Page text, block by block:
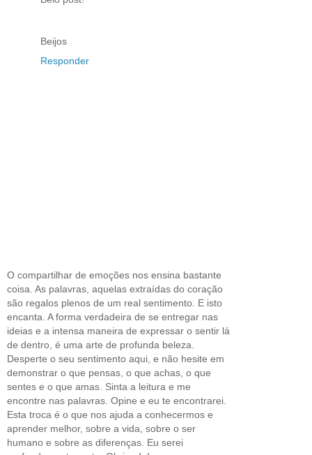
Beijos
Responder
O compartilhar de emoções nos ensina bastante
coisa. As palavras, aquelas extraídas do coração
são regalos plenos de um real sentimento. E isto
encanta. A forma verdadeira de se entregar nas
ideias e a intensa maneira de expressar o sentir lá
de dentro, é uma arte de profunda beleza.
Desperte o seu sentimento aqui, e não hesite em
demonstrar o que pensas, o que achas, o que
sentes e o que amas. Sinta a leitura e me
encontre nas palavras. Opine e eu te encontrarei.
Esta troca é o que nos ajuda a conhecermos e
aprender melhor, sobre a vida, sobre o ser
humano e sobre as diferenças. Eu serei